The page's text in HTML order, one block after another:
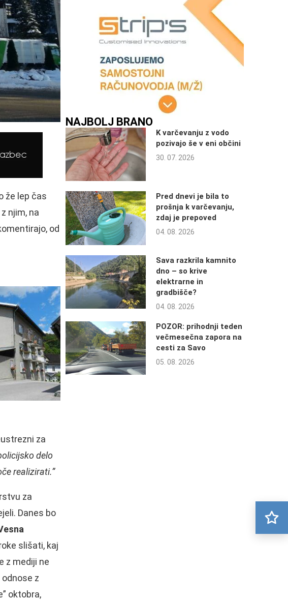
že lep čas
njim, na
od
za
delo
realizirati.”
za
Danes bo
slišati, kaj
z mediji ne
z
oktobra,
NAJBOLJ BRANO
K varčevanju z vodo
pozivajo še v eni občini
30. 07. 2026
Pred dnevi je bila to
prošnja k varčevanju,
zdaj je prepoved
04. 08. 2026
Sava razkrila kamnito
dno – so krive
elektrarne in
gradbišče?
04. 08. 2026
POZOR: prihodnji teden
večmesečna zapora na
cesti za Savo
05. 08. 2026